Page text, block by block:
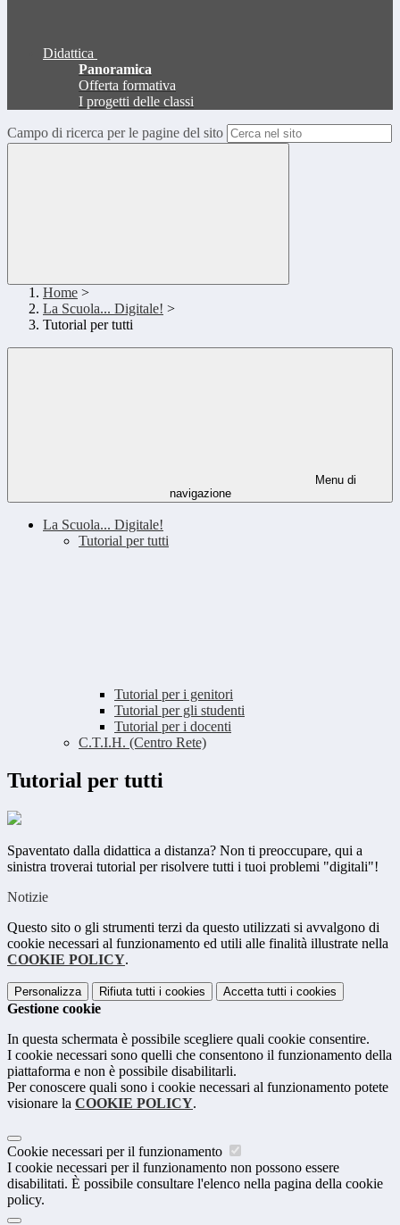
Didattica
Panoramica
Offerta formativa
I progetti delle classi
Campo di ricerca per le pagine del sito
Home >
La Scuola... Digitale! >
Tutorial per tutti
Menu di
navigazione
La Scuola... Digitale!
Tutorial per tutti
Tutorial per i genitori
Tutorial per gli studenti
Tutorial per i docenti
C.T.I.H. (Centro Rete)
Tutorial per tutti
Spaventato dalla didattica a distanza? Non ti preoccupare, qui a
sinistra troverai tutorial per risolvere tutti i tuoi problemi "digitali"!
Notizie
Questo sito o gli strumenti terzi da questo utilizzati si avvalgono di
cookie necessari al funzionamento ed utili alle finalità illustrate nella
COOKIE POLICY.
Personalizza Rifiuta tutti i cookies Accetta tutti i cookies
Gestione cookie
In questa schermata è possibile scegliere quali cookie consentire.
I cookie necessari sono quelli che consentono il funzionamento della
piattaforma e non è possibile disabilitarli.
Per conoscere quali sono i cookie necessari al funzionamento potete
visionare la COOKIE POLICY.
Cookie necessari per il funzionamento
I cookie necessari per il funzionamento non possono essere
disabilitati. È possibile consultare l'elenco nella pagina della cookie
policy.